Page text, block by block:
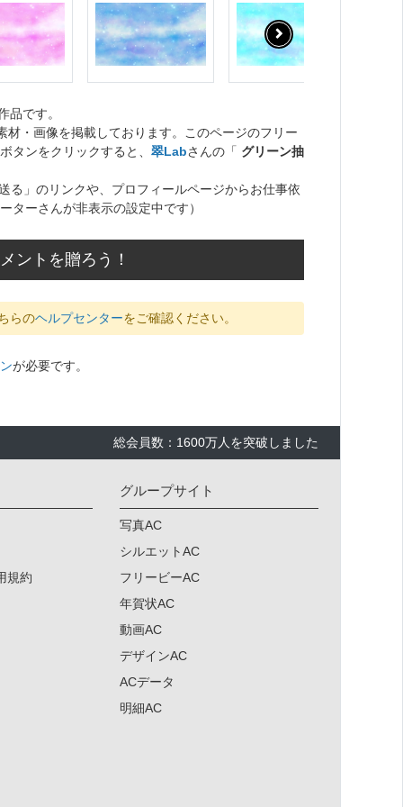
品です。
・画像を掲載しております。このページのフリー
タンをクリックすると、 翠Labさんの「 グリーン抽
る」のリンクや、プロフィールページからお仕事依
ターさんが非表示の設定中です）
ントを贈ろう！
らのヘルプセンターをご確認ください。
が必要です。
総会員数：1600万人を突破しました
規約
グループサイト
写真AC
シルエットAC
フリービーAC
年賀状AC
動画AC
デザインAC
ACデータ
明細AC